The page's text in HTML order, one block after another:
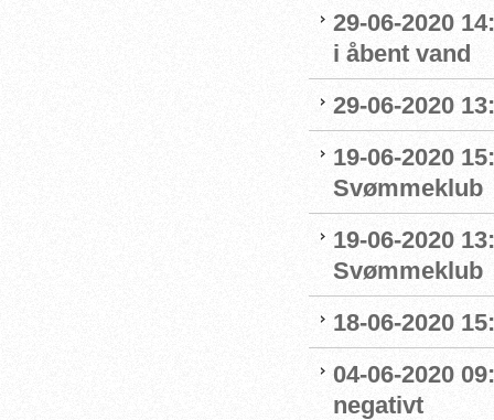
29-06-2020
i åbent vand
29-06-2020
19-06-2020
Svømmeklub
19-06-2020
Svømmeklub
18-06-2020
04-06-2020
negativt